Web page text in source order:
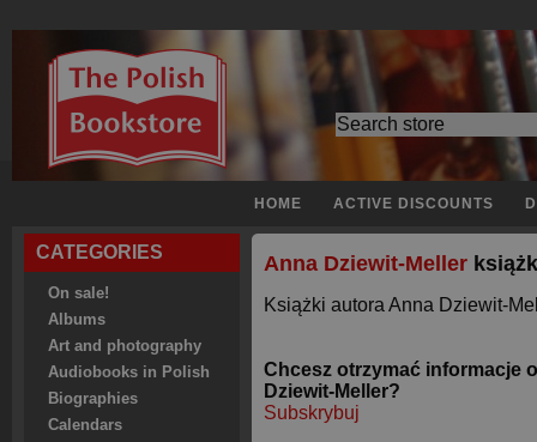
HOME ACTIVE DISCOUNTS
CATEGORIES
On sale!
Albums
Art and photography
Audiobooks in Polish
Biographies
Calendars
Anna Dziewit-Meller
Książki autora Anna Dziewit-
Chcesz otrzymać informacje
Dziewit-Meller?
Subskrybuj